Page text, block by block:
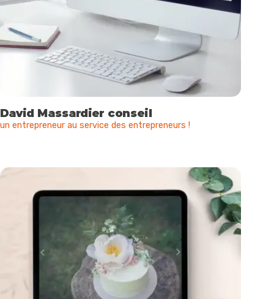
David Massardier conseil
un entrepreneur au service des entrepreneurs !